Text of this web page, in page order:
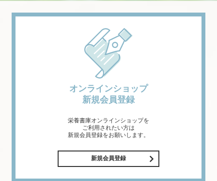
オンラインショップ
新規会員登録
栄養書庫オンラインショップを
ご利用されたい方は
新規会員登録をお願いします。
新規会員登録